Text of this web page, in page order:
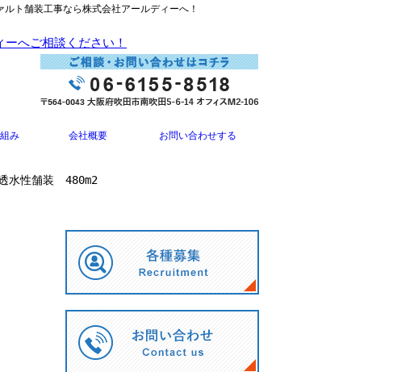
舗装工事なら株式会社アールディーへ！
み 会社概要 お問い合わせする
水性舗装 480m2